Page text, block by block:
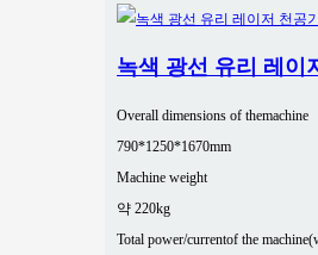
녹색 광선 유리 레이
Overall dimensions of themachine
790*1250*1670mm
Machine weight
약 220kg
Total power/currentof the